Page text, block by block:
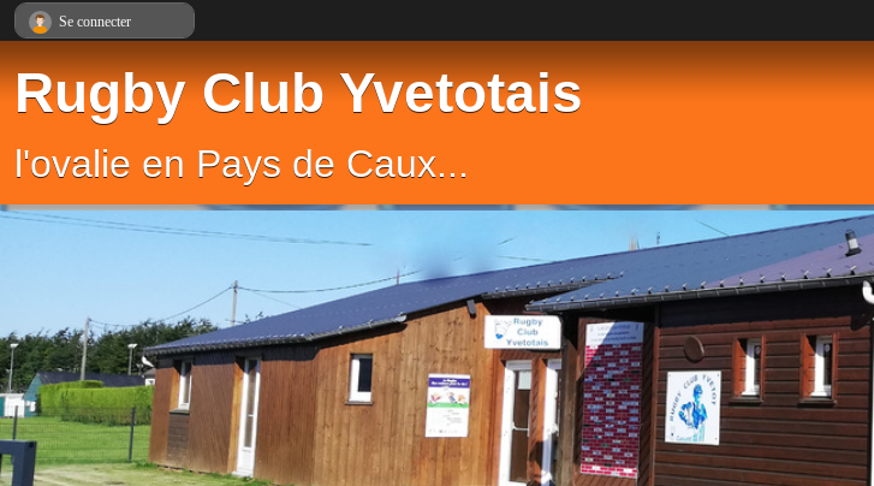
Rugby Club Yvetotais
l'ovalie en Pays de Caux...
Se connecter
Panneau de gestion des cookies